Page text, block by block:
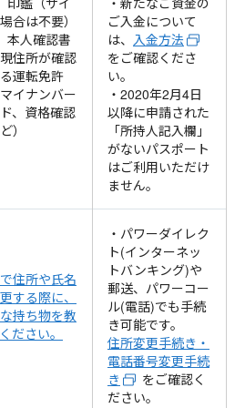
合は不要）
本人確認書
住所が確認
運転免許
イナンバー
、資格確認
）
ご入金について
は、 入金方法
をご確認くださ
い。
・2020年2月4日
以降に申請された
「所持人記入欄」
がないパスポート
はご利用いただけ
ません。
住所や氏名
する際に、
持ち物を教
ださい。
・パワーダイレク
ト(インターネッ
トバンキング)や
郵送、パワーコー
ル(電話)でも手続
き可能です。
住所変更手続き・
電話番号変更手続
き
をご確認く
ださい。